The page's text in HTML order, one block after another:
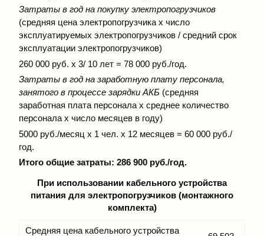
Затраты в год на покупку электропогрузчиков
(средняя цена электропогрузчика х число
эксплуатируемых электропогрузчиков / средний срок
эксплуатации электропогрузчиков)
260 000 руб. х 3/ 10 лет = 78 000 руб./год.
Затраты в год на заработную плату персонала,
занятого в процессе зарядки АКБ (средняя
заработная плата персонала х среднее количество
персонала х число месяцев в году)
5000 руб./месяц х 1 чел. х 12 месяцев = 60 000 руб./
год.
Итого общие затраты: 286 900 руб./год.
При использовании кабельного устройства
питания для электропогрузчиков (монтажного
комплекта)
Средняя цена кабельного устройства